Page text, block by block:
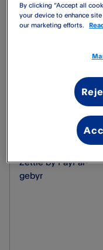
Informasjon i
Gebyroversikten
også gebyrer til
ikke av noen av disse
Zettle by PayPal-
gebyr
By clicking “Accept all
your device to enhance
our marketing efforts.